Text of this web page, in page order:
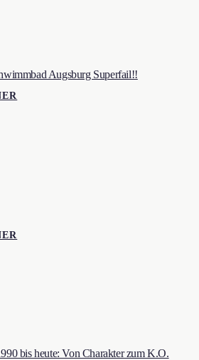
Augsburg Superfail!!
bis heute: Von Charakter zum K.O.